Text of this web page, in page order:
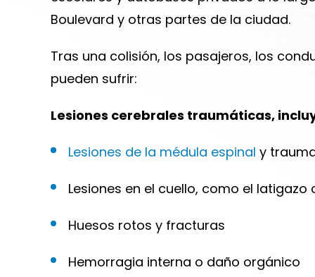
Boulevard y otras partes de la ciudad.
Tras una colisión, los pasajeros, los
pueden sufrir:
Lesiones cerebrales traumáticas,
Lesiones de la médula espinal y
Lesiones en el cuello, como el latigazo
Huesos rotos y fracturas
Hemorragia interna o daño orgánico